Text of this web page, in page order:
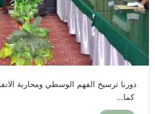
دورنا ترسيخ الفهم الوسطي ومحاربة
كما…